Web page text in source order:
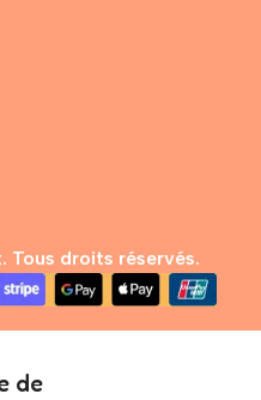
droits réservés.
de